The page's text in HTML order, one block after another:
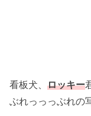
看板犬、 ロッキー
ぶれっっっぶれの